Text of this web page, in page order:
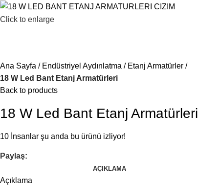
Click to enlarge
Ana Sayfa Endüstriyel Aydınlatma
Etanj Armatürler
18 W Led Bant Etanj Armatürleri
Back to products
18 W Led Bant Etanj Armatürleri
10 İnsanlar şu anda bu ürünü izliyor!
Paylaş:
AÇIKLAMA
Açıklama